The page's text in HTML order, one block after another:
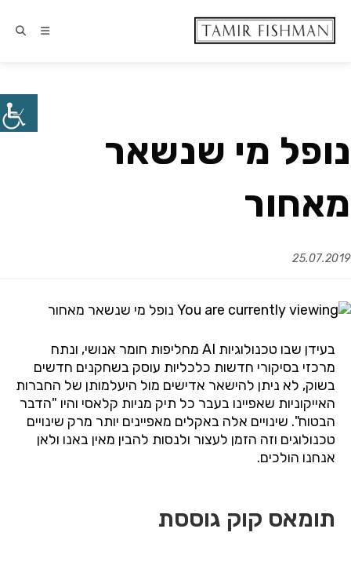
נופל מי שנשאר
מאחור
25.07.2019
בעידן שבו טכנולוגיות מחליפות חומר אנושי, ונתח
מרכזי בסיקורי חדשות כלכליות עוסק בשחקנים חדשים
בשוק, לא ניתן להישאר אדישים מול היעלמותן של החברות
האייקוניות שאפיינו בעבר כל תיק מניות קלאסי והיו "הדבר
הבטוח". שינויים אלה באקלים מאפיינים יותר מרק שינויים
טכנולוגים וזה הזמן לעצור ולנסות להבין מאין באנו ולאן
אנחנו הולכים.
תומאס קוק גוססת